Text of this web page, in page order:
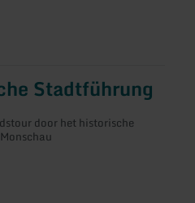
Stadtführung
door het historische